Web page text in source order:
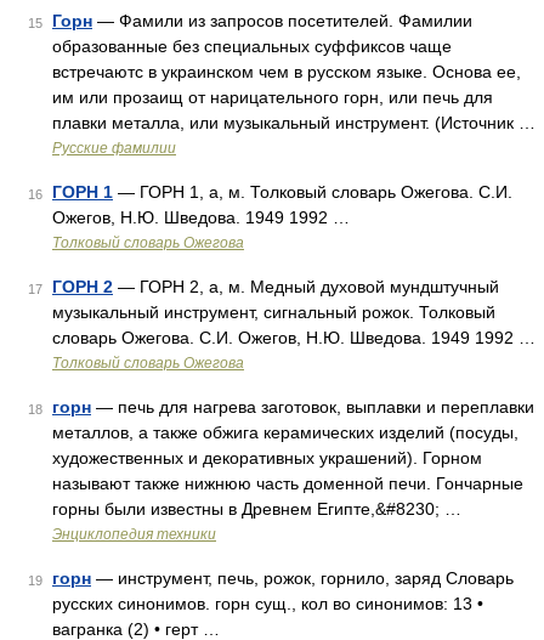
15 Горн — Фамили из запросов посетителей. Фамилии
образованные без специальных суффиксов чаще
встречаютс в украинском чем в русском языке. Основа ее,
им или прозаищ от нарицательного горн, или печь для
плавки металла, или музыкальный инструмент. (Источник …
Русские фамилии
16 ГОРН 1 — ГОРН 1, а, м. Толковый словарь Ожегова. С.И.
Ожегов, Н.Ю. Шведова. 1949 1992 …
Толковый словарь Ожегова
17 ГОРН 2 — ГОРН 2, а, м. Медный духовой мундштучный
музыкальный инструмент, сигнальный рожок. Толковый
словарь Ожегова. С.И. Ожегов, Н.Ю. Шведова. 1949 1992 …
Толковый словарь Ожегова
18 горн — печь для нагрева заготовок, выплавки и переплавки
металлов, а также обжига керамических изделий (посуды,
художественных и декоративных украшений). Горном
называют также нижнюю часть доменной печи. Гончарные
горны были известны в Древнем Египте,&#8230; …
Энциклопедия техники
19 горн — инструмент, печь, рожок, горнило, заряд Словарь
русских синонимов. горн сущ., кол во синонимов: 13 •
вагранка (2) • герт …